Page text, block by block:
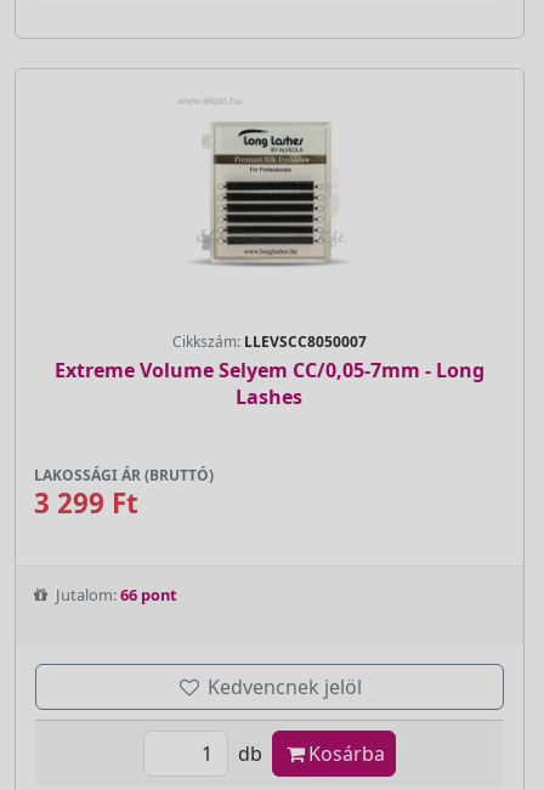
Cikkszám: LLEVSCC8050007
Extreme Volume Selyem CC/0,05-7mm - Long
Lashes
LAKOSSÁGI ÁR (BRUTTÓ)
3 299 Ft
Jutalom:66 pont
Kedvencnek jelöl
db Kosárba